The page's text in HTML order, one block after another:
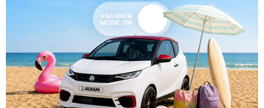
Servosterzo
• Sistema di navigazione
• Specchietti laterali elettrici
• Telecamera per parcheggio assistito